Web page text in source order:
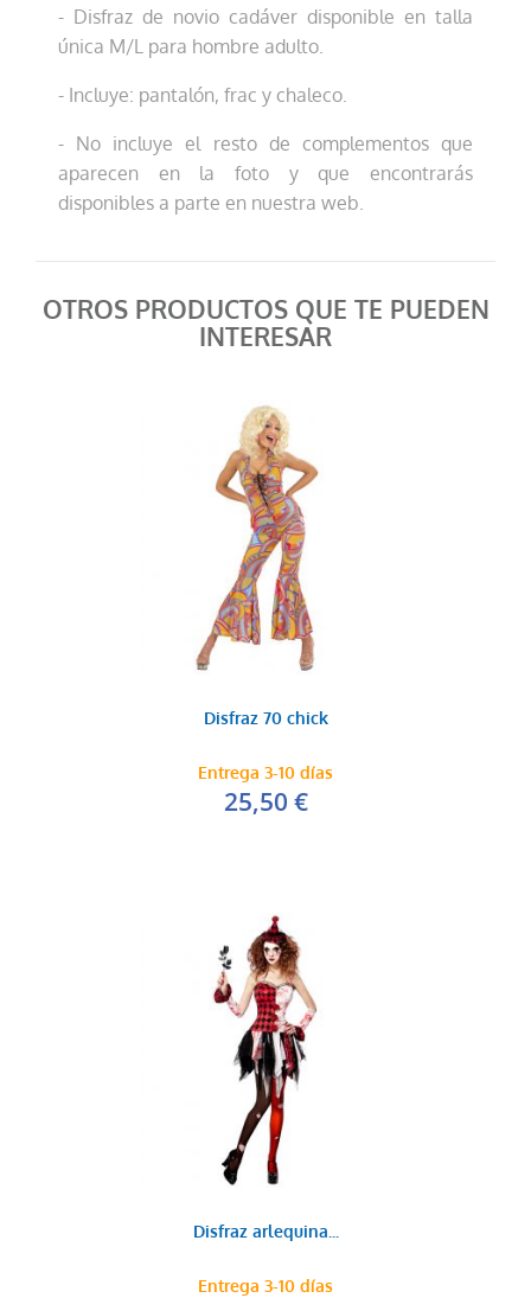
- Disfraz de novio cadáver disponible en talla
única M/L para hombre adulto.
- Incluye: pantalón, frac y chaleco.
- No incluye el resto de complementos que
aparecen en la foto y que encontrarás
disponibles a parte en nuestra web.
OTROS PRODUCTOS QUE TE PUEDEN
INTERESAR
Disfraz 70 chick
Entrega 3-10 días
25,50 €
Disfraz arlequina...
Entrega 3-10 días